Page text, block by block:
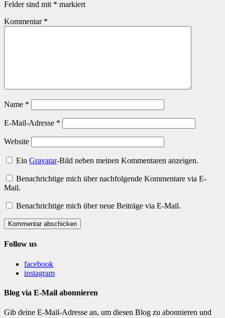
Felder sind mit * markiert
Kommentar *
Name *
E-Mail-Adresse *
Website
EinGravatar-Bild neben meinen Kommentaren anzeigen.
Benachrichtige mich über nachfolgende Kommentare via E-
Mail.
Benachrichtige mich über neue Beiträge via E-Mail.
Kommentar abschicken
Follow us
facebook
instagram
Blog via E-Mail abonnieren
Gib deine E-Mail-Adresse an, um diesen Blog zu abonnieren und